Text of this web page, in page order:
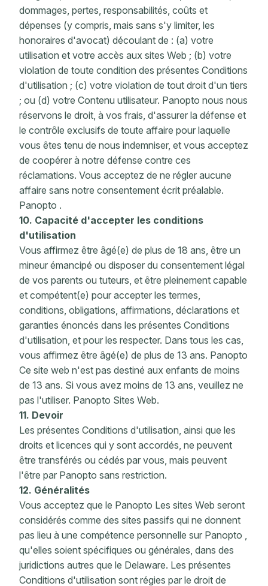
dommages, pertes, responsabilités, coûts et
dépenses (y compris, mais sans s'y limiter, les
honoraires d'avocat) découlant de : (a) votre
utilisation et votre accès aux sites Web ; (b) votre
violation de toute condition des présentes Conditions
d'utilisation ; (c) votre violation de tout droit d'un tiers
; ou (d) votre Contenu utilisateur. Panopto nous nous
réservons le droit, à vos frais, d'assurer la défense et
le contrôle exclusifs de toute affaire pour laquelle
vous êtes tenu de nous indemniser, et vous acceptez
de coopérer à notre défense contre ces
réclamations. Vous acceptez de ne régler aucune
affaire sans notre consentement écrit préalable.
Panopto .
10. Capacité d'accepter les conditions
d'utilisation
Vous affirmez être âgé(e) de plus de 18 ans, être un
mineur émancipé ou disposer du consentement légal
de vos parents ou tuteurs, et être pleinement capable
et compétent(e) pour accepter les termes,
conditions, obligations, affirmations, déclarations et
garanties énoncés dans les présentes Conditions
d'utilisation, et pour les respecter. Dans tous les cas,
vous affirmez être âgé(e) de plus de 13 ans. Panopto
Ce site web n'est pas destiné aux enfants de moins
de 13 ans. Si vous avez moins de 13 ans, veuillez ne
pas l'utiliser. Panopto Sites Web.
11. Devoir
Les présentes Conditions d'utilisation, ainsi que les
droits et licences qui y sont accordés, ne peuvent
être transférés ou cédés par vous, mais peuvent
l'être par Panopto sans restriction.
12. Généralités
Vous acceptez que le Panopto Les sites Web seront
considérés comme des sites passifs qui ne donnent
pas lieu à une compétence personnelle sur Panopto ,
qu'elles soient spécifiques ou générales, dans des
juridictions autres que le Delaware. Les présentes
Conditions d'utilisation sont régies par le droit de